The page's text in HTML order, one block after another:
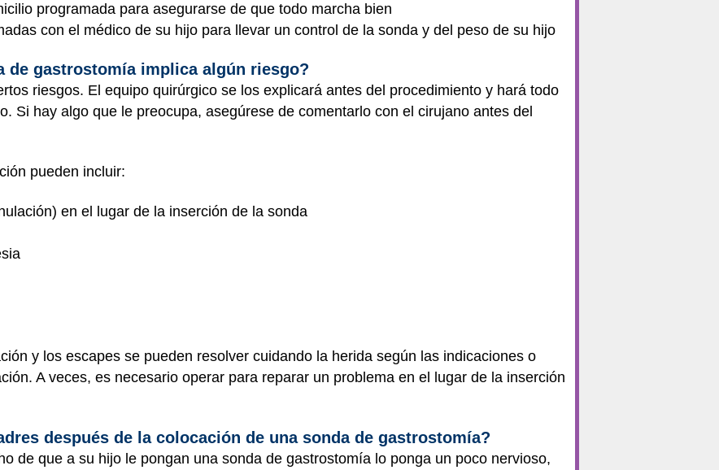
programada para asegurarse de que todo marcha bien
con el médico de su hijo para llevar un control de la sonda y del peso de su hijo
de gastrostomía implica algún riesgo?
riesgos. El equipo quirúrgico se los explicará antes del procedimiento y hará todo
Si hay algo que le preocupa, asegúrese de comentarlo con el cirujano antes del
pueden incluir:
en el lugar de la inserción de la sonda
y los escapes se pueden resolver cuidando la herida según las indicaciones o
A veces, es necesario operar para reparar un problema en el lugar de la inserción
después de la colocación de una sonda de gastrostomía?
de que a su hijo le pongan una sonda de gastrostomía lo ponga un poco nervioso,